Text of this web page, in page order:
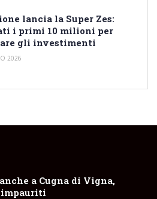
lancia la Super Zes:
i primi 10 milioni per
gli investimenti
2026
a Cugna di Vigna,